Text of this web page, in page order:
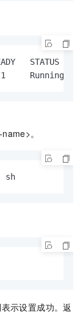
1/1
。
sh
示设置成功。返